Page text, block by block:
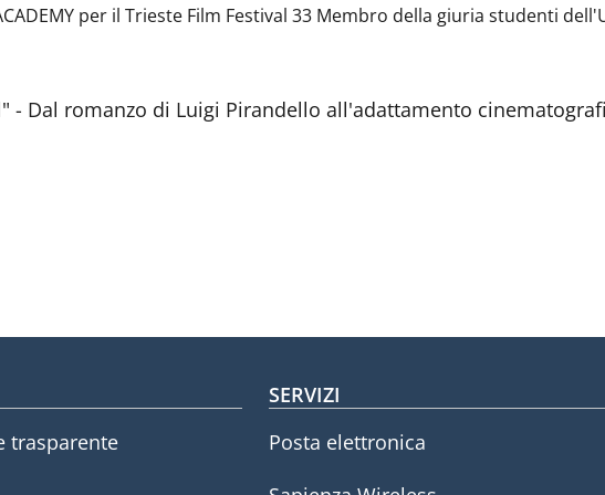
per il Trieste Film Festival 33 Membro della giuria studenti
- Dal romanzo di Luigi Pirandello all'adattamento
trasparente
SERVIZI
Posta elettronica